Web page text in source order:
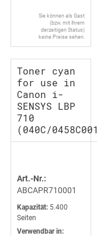
Sie können als Gast
(bzw. mit Ihrem
derzeitigen Status)
keine Preise sehen.
Toner cyan
for use in
Canon i-
SENSYS LBP
710
(040C/
Art.-Nr.:
ABCAPR710001
Kapazität: 5.400
Seiten
Verwendbar in: